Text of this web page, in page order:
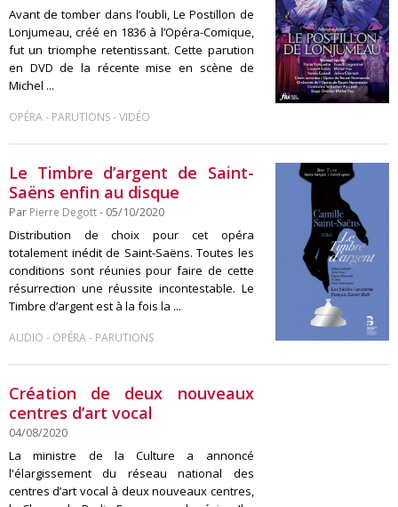
Avant de tomber dans l’oubli, Le Postillon de
Lonjumeau, créé en 1836 à l’Opéra-Comique,
fut un triomphe retentissant. Cette parution
en DVD de la récente mise en scène de
Michel ...
OPÉRA- PARUTIONS-VIDÉO
Le Timbre d’argent de Saint-
Saëns enfin au disque
Par Pierre Degott- 05/10/2020
Distribution de choix pour cet opéra
totalement inédit de Saint-Saëns. Toutes les
conditions sont réunies pour faire de cette
résurrection une réussite incontestable. Le
Timbre d’argent est à la fois la ...
AUDIO - OPÉRA- PARUTIONS
Création de deux nouveaux
centres d’art vocal
04/08/2020
La ministre de la Culture a annoncé
l'élargissement du réseau national des
centres d’art vocal à deux nouveaux centres,